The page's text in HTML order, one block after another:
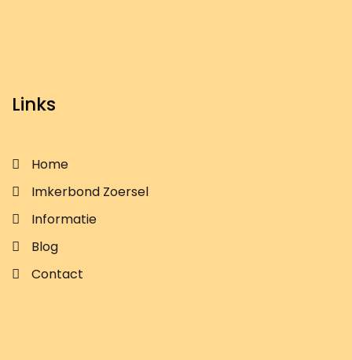
Links
Home
Imkerbond Zoersel
Informatie
Blog
Contact